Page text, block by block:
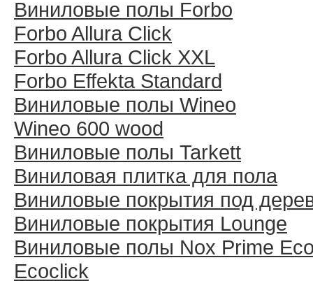
Виниловые полы Forbo
Forbo Allura Click
Forbo Allura Click XXL
Forbo Effekta Standard
Виниловые полы Wineo
Wineo 600 wood
Виниловые полы Tarkett
Виниловая плитка для пола
Виниловые покрытия под
Виниловые покрытия Lounge
Виниловые полы Nox Prime
Ecoclick